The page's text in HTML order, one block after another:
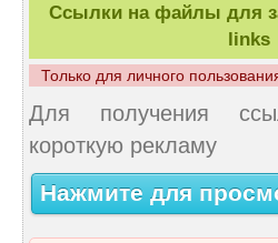
Ссылки на файлы для
links
Только для личного
Для получения
короткую рекламу
Нажмите для